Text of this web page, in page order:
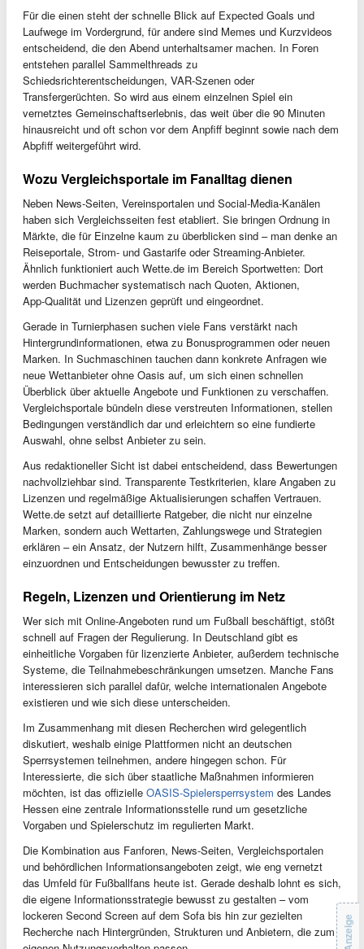
Für die einen steht der schnelle Blick auf Expected Goals und
Laufwege im Vordergrund, für andere sind Memes und Kurzvideos
entscheidend, die den Abend unterhaltsamer machen. In Foren
entstehen parallel Sammelthreads zu
Schiedsrichterentscheidungen, VAR‑Szenen oder
Transfergerüchten. So wird aus einem einzelnen Spiel ein
vernetztes Gemeinschaftserlebnis, das weit über die 90 Minuten
hinausreicht und oft schon vor dem Anpfiff beginnt sowie nach dem
Abpfiff weitergeführt wird.
Wozu Vergleichsportale im Fanalltag dienen
Neben News‑Seiten, Vereinsportalen und Social‑Media‑Kanälen
haben sich Vergleichsseiten fest etabliert. Sie bringen Ordnung in
Märkte, die für Einzelne kaum zu überblicken sind – man denke an
Reiseportale, Strom‑ und Gastarife oder Streaming‑Anbieter.
Ähnlich funktioniert auch Wette.de im Bereich Sportwetten: Dort
werden Buchmacher systematisch nach Quoten, Aktionen,
App‑Qualität und Lizenzen geprüft und eingeordnet.
Gerade in Turnierphasen suchen viele Fans verstärkt nach
Hintergrundinformationen, etwa zu Bonusprogrammen oder neuen
Marken. In Suchmaschinen tauchen dann konkrete Anfragen wie
neue Wettanbieter ohne Oasis auf, um sich einen schnellen
Überblick über aktuelle Angebote und Funktionen zu verschaffen.
Vergleichsportale bündeln diese verstreuten Informationen, stellen
Bedingungen verständlich dar und erleichtern so eine fundierte
Auswahl, ohne selbst Anbieter zu sein.
Aus redaktioneller Sicht ist dabei entscheidend, dass Bewertungen
nachvollziehbar sind. Transparente Testkriterien, klare Angaben zu
Lizenzen und regelmäßige Aktualisierungen schaffen Vertrauen.
Wette.de setzt auf detaillierte Ratgeber, die nicht nur einzelne
Marken, sondern auch Wettarten, Zahlungswege und Strategien
erklären – ein Ansatz, der Nutzern hilft, Zusammenhänge besser
einzuordnen und Entscheidungen bewusster zu treffen.
Regeln, Lizenzen und Orientierung im Netz
Wer sich mit Online‑Angeboten rund um Fußball beschäftigt, stößt
schnell auf Fragen der Regulierung. In Deutschland gibt es
einheitliche Vorgaben für lizenzierte Anbieter, außerdem technische
Systeme, die Teilnahmebeschränkungen umsetzen. Manche Fans
interessieren sich parallel dafür, welche internationalen Angebote
existieren und wie sich diese unterscheiden.
Im Zusammenhang mit diesen Recherchen wird gelegentlich
diskutiert, weshalb einige Plattformen nicht an deutschen
Sperrsystemen teilnehmen, andere hingegen schon. Für
Interessierte, die sich über staatliche Maßnahmen informieren
möchten, ist das offizielle OASIS-Spielersperrsystem des Landes
Hessen eine zentrale Informationsstelle rund um gesetzliche
Vorgaben und Spielerschutz im regulierten Markt.
Die Kombination aus Fanforen, News‑Seiten, Vergleichsportalen
und behördlichen Informationsangeboten zeigt, wie eng vernetzt
das Umfeld für Fußballfans heute ist. Gerade deshalb lohnt es sich,
die eigene Informationsstrategie bewusst zu gestalten – vom
lockeren Second Screen auf dem Sofa bis hin zur gezielten
Recherche nach Hintergründen, Strukturen und Anbietern, die zum
Anzeige